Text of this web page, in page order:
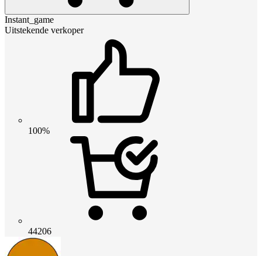
Instant_game
Uitstekende verkoper
100%
44206